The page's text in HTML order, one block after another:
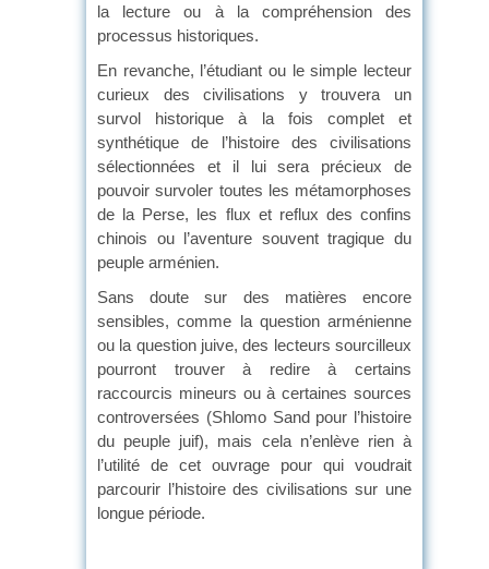
la lecture ou à la compréhension des
processus historiques.
En revanche, l’étudiant ou le simple lecteur
curieux des civilisations y trouvera un
survol historique à la fois complet et
synthétique de l’histoire des civilisations
sélectionnées et il lui sera précieux de
pouvoir survoler toutes les métamorphoses
de la Perse, les flux et reflux des confins
chinois ou l’aventure souvent tragique du
peuple arménien.
Sans doute sur des matières encore
sensibles, comme la question arménienne
ou la question juive, des lecteurs sourcilleux
pourront trouver à redire à certains
raccourcis mineurs ou à certaines sources
controversées (Shlomo Sand pour l’histoire
du peuple juif), mais cela n’enlève rien à
l’utilité de cet ouvrage pour qui voudrait
parcourir l’histoire des civilisations sur une
longue période.